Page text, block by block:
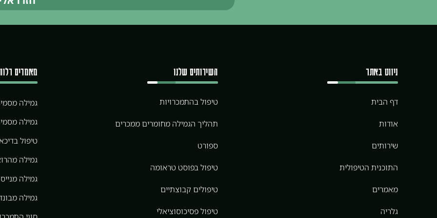
ניווט באתר
דף הבית
אודות
שירותים
התוכנית הטיפולית
מאמרים
גלריה
השירותים שלנו
טיפול בהתמכרויות
תהליך הגמילה מחומרים ממכרים
ספורט
טיפול בפוסט טראומה
טיפולים קבוצתיים
טיפול פסיכוסוציאלי
מאמרים
גמילה
גמילה
טיפול
גמילה
גמילה
גמילה